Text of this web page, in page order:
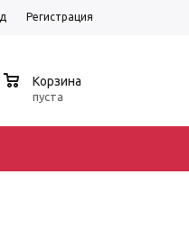
Регистрация
Корзина
пуста